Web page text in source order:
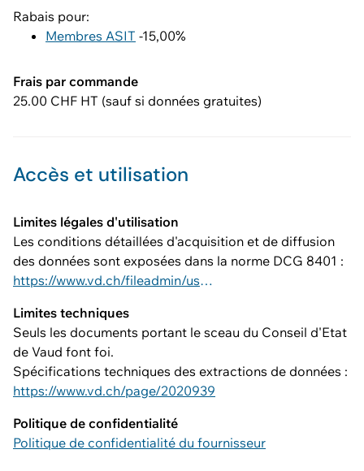
Rabais pour:
Membres ASIT -15,00%
Frais par commande
25.00 CHF HT (sauf si données gratuites)
Accès et utilisation
Limites légales d'utilisation
Les conditions détaillées d'acquisition et de diffusion
des données sont exposées dans la norme DCG 8401 :
https://www.vd.ch/fileadmin/user_upload/dinf/8000/8401.pdf
Limites techniques
Seuls les documents portant le sceau du Conseil d'Etat
de Vaud font foi.
Spécifications techniques des extractions de données :
https://www.vd.ch/page/2020939
Politique de confidentialité
Politique de confidentialité du fournisseur